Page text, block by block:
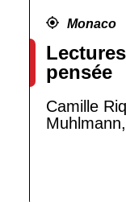
Monaco
pensée
Camille